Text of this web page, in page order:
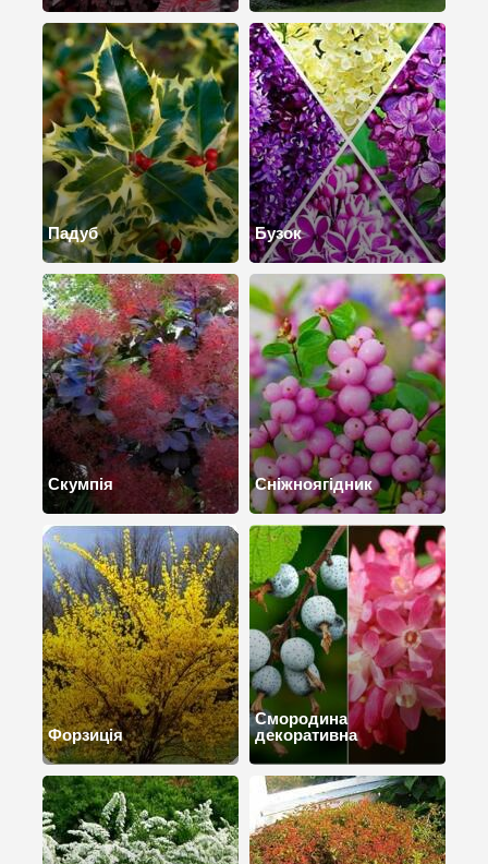
Падуб Бузок
Скумпія Сніжноягідник
Форзиція
Смородина
декоративна